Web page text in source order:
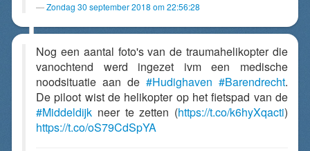
Zondag 30 september 2018 om 22:56:28
Nog een aantal foto's van de traumahelikopter die
vanochtend werd ingezet ivm een medische
noodsituatie aan de #Hudighaven #Barendrecht.
De piloot wist de helikopter op het fietspad van de
#Middeldijk neer te zetten (https://t.co/k6hyXqacti)
https://t.co/oS79CdSpYA